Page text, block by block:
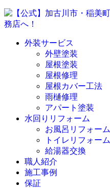
外装サービス
外壁塗装
屋根塗装
屋根修理
屋根カバー工法
雨樋修理
アパート塗装
水回りリフォーム
お風呂リフォーム
トイレリフォーム
給湯器交換
職人紹介
施工事例
保証